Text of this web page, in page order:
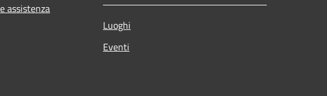
assistenza
Luoghi
Eventi